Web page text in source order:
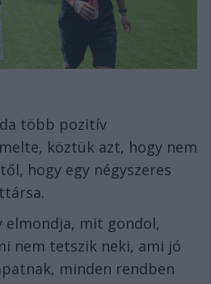
több pozitív
köztük azt, hogy nem
hogy egy négyszeres
elmondja, mit gondol,
nem tetszik neki, ami jó
minden rendben